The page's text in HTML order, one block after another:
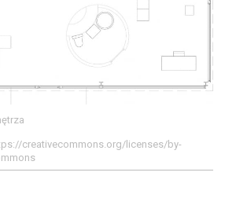
creativecommons.org/licenses/by-